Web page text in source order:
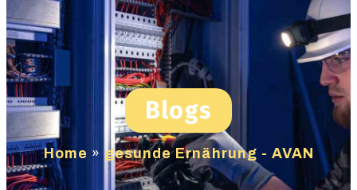
Blogs
Home » gesunde Ernährung - AVAN